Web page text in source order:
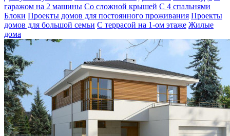
гаражом на 2 машины Со сложной крышей С 4 спальнями
Блоки Проекты домов для постоянного проживания Проекты
домов для большой семьи С террасой на 1-ом этаже Жилые
дома